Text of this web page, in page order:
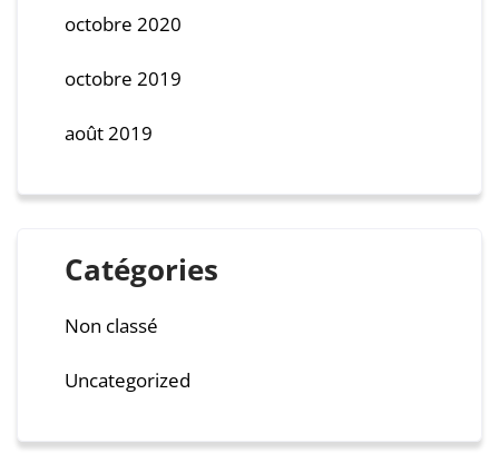
octobre 2020
octobre 2019
août 2019
Catégories
Non classé
Uncategorized